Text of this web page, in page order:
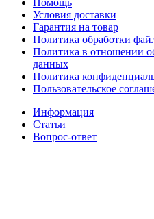
Условия доставки
Гарантия на товар
Политика обработки
Политика в отношении
данных
Политика
Пользовательское
Информация
Статьи
Вопрос-ответ